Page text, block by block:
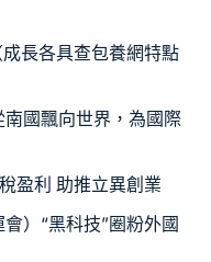
長各具查包養網特點
國飄向世界，為國際
盈利 助推立異創業
會）“黑科技”圈粉外國